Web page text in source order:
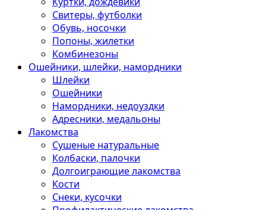
Свитеры, футболки
Обувь, носочки
Попоны, жилетки
Комбинезоны
Ошейники, шлейки, намордники
Шлейки
Ошейники
Намордники, недоуздки
Адресники, медальоны
Лакомства
Сушеные натуральные
Колбаски, палочки
Долгоиграющие лакомства
Кости
Снеки, кусочки